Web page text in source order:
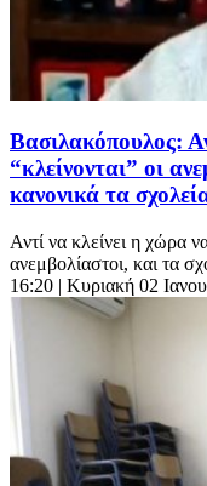
Βασιλακόπουλος:
“κλείνονται” οι
κανονικά τα
Αντί να κλείνει η χώρα
ανεμβολίαστοι, και τα
16:20 | Κυριακή 02